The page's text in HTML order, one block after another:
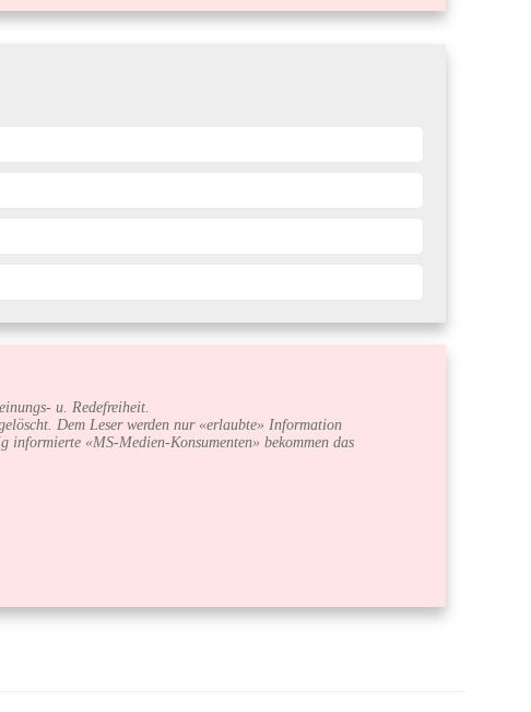
u. Redefreiheit.
Dem Leser werden nur «erlaubte» Information
«MS-Medien-Konsumenten» bekommen das